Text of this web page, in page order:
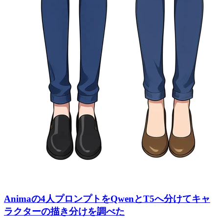
Animaの4人プロンプトをQwenとT5へ分けてキャ
ラクターの描き分けを調べた